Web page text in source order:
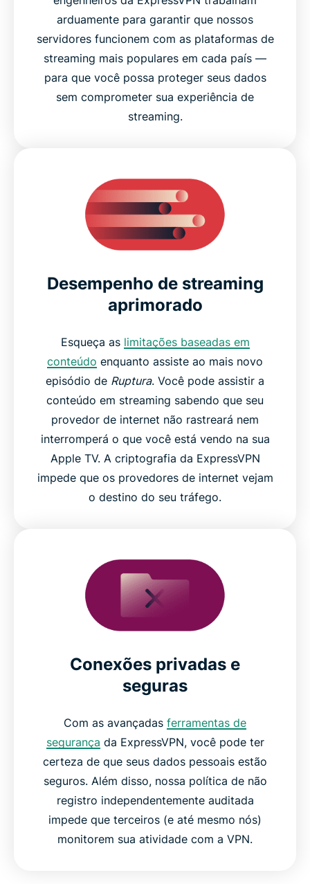
arduamente para garantir que nossos
servidores funcionem com as plataformas de
streaming mais populares em cada país —
para que você possa proteger seus dados
sem comprometer sua experiência de
streaming.
Desempenho de streaming
aprimorado
Esqueça as limitações baseadas em
conteúdo enquanto assiste ao mais novo
episódio de Ruptura. Você pode assistir a
conteúdo em streaming sabendo que seu
provedor de internet não rastreará nem
interromperá o que você está vendo na sua
Apple TV. A criptografia da ExpressVPN
impede que os provedores de internet vejam
o destino do seu tráfego.
Conexões privadas e
seguras
Com as avançadas ferramentas de
segurança da ExpressVPN, você pode ter
certeza de que seus dados pessoais estão
seguros. Além disso, nossa política de não
registro independentemente auditada
impede que terceiros (e até mesmo nós)
monitorem sua atividade com a VPN.